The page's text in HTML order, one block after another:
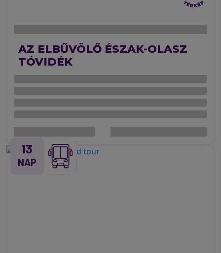
AZ ELBŰVÖLŐ ÉSZAK-OLASZ
TÓVIDÉK
13
NAP